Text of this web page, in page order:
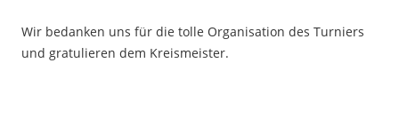
Wir bedanken uns für die tolle Organisation des Turniers
und gratulieren dem Kreismeister.